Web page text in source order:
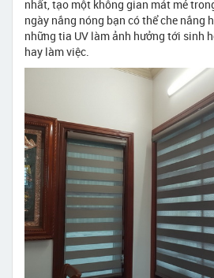
nhất, tạo một không gian mát mẻ
ngày nắng nóng bạn có thể che nắng
những tia UV làm ảnh hưởng tới sinh
hay làm việc.